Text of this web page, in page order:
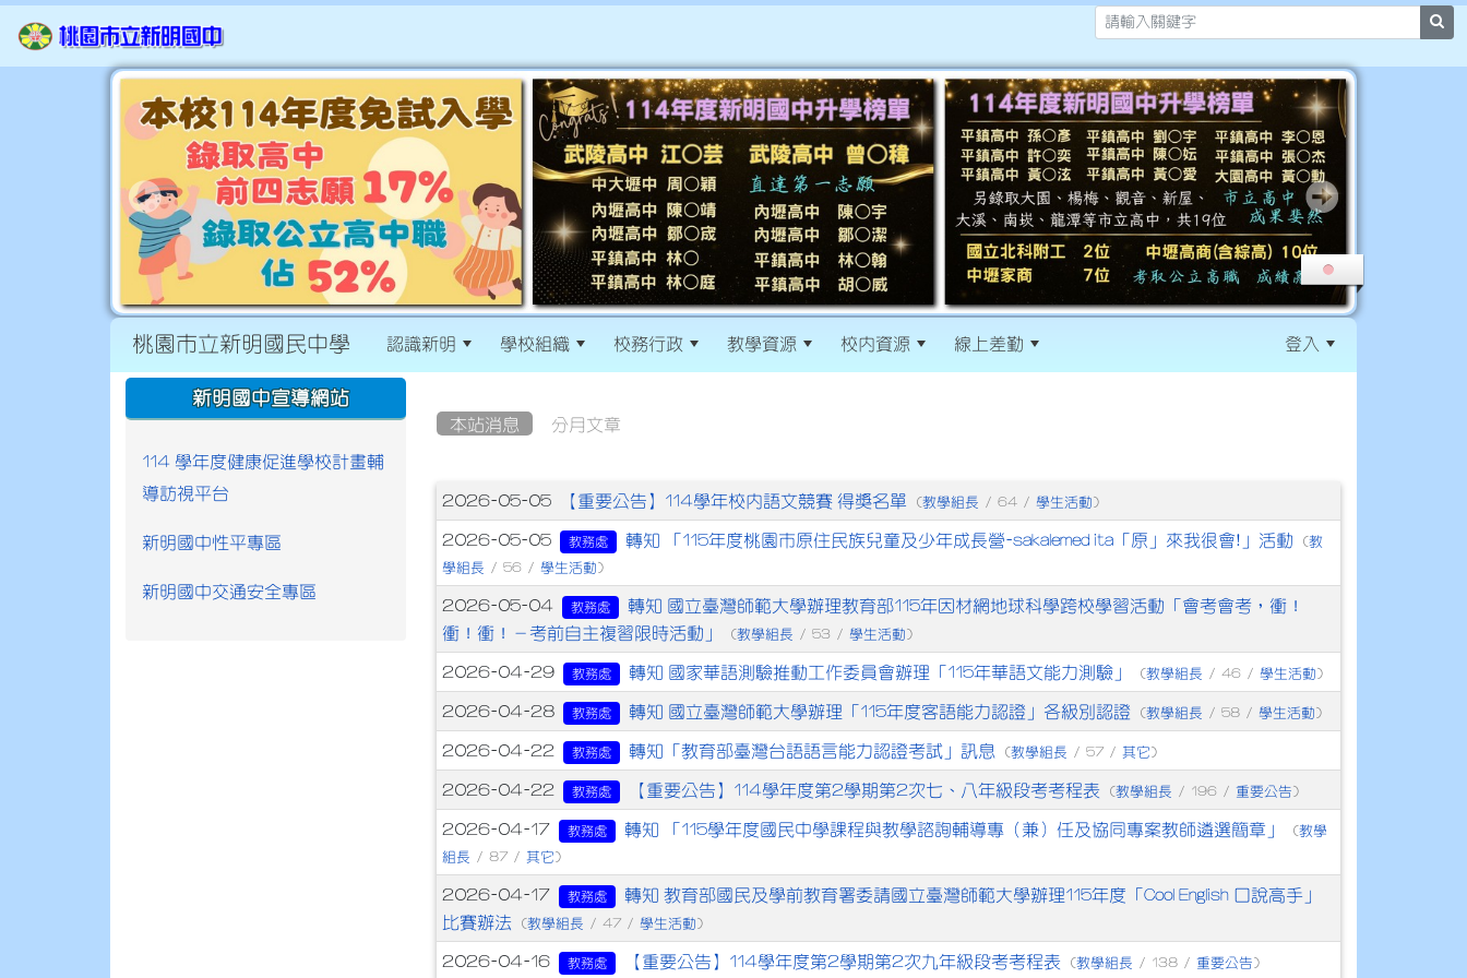
桃園市立新明國民中學 認識新明 學校組織 校務行政 教學資源 校內資源 線上差勤 登入
本站消息 分月文章
文章列表
2026-05-05 【重要公告】114學年校內語文競賽 得獎名單 (教學組長 / 64 /學生活動 )
2026-05-05 教務處 轉知 「115年度桃園市原住民族兒童及少年成長營-sakalemed ita「原」來我很會!」活動 (教
學組長 / 56 /學生活動 )
2026-05-04 教務處
轉知 國立臺灣師範大學辦理教育部115年因材網地球科學跨校學習活動「會考會考，衝！
衝！衝！－考前自主複習限時活動」
(教學組長 / 53 /學生活動 )
2026-04-29 教務處 轉知 國家華語測驗推動工作委員會辦理「115年華語文能力測驗」 (教學組長 / 46 / 學生活動 )
2026-04-28 教務處 轉知 國立臺灣師範大學辦理「115年度客語能力認證」各級別認證 (教學組長 / 58 / 學生活動 )
2026-04-22 教務處 轉知「教育部臺灣台語語言能力認證考試」訊息 (教學組長 / 57 / 其它 )
2026-04-22 教務處 【重要公告】114學年度第2學期第2次七、八年級段考考程表 (教學組長 / 196 / 重要公告 )
2026-04-17 教務處 轉知 「115學年度國民中學課程與教學諮詢輔導專（兼）任及協同專案教師遴選簡章」 (教學
組長 / 87 /其它 )
2026-04-17 教務處
轉知 教育部國民及學前教育署委請國立臺灣師範大學辦理115年度「Cool English 口說高手」
比賽辦法
(教學組長 / 47 /學生活動 )
2026-04-16 教務處 【重要公告】114學年度第2學期第2次九年級段考考程表 (教學組長 / 138 / 重要公告 )
:::
新明國中宣導網站
114 學年度健康促進學校計畫輔
導訪視平台
新明國中性平專區
新明國中交通安全專區